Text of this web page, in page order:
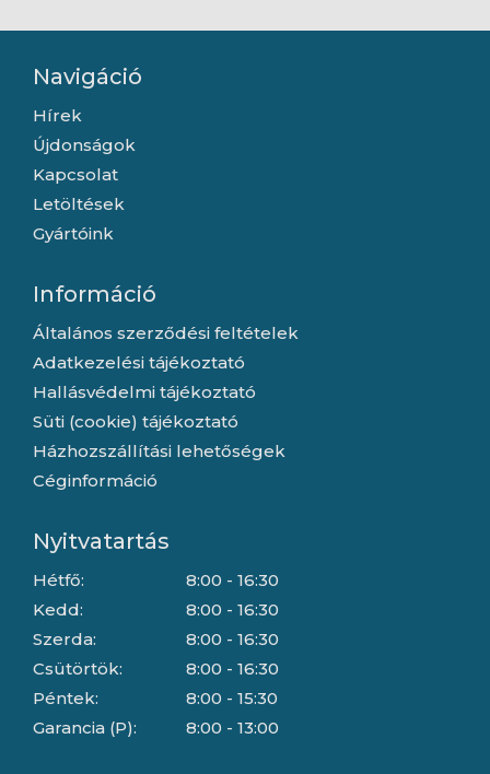
Navigáció
Hírek
Újdonságok
Kapcsolat
Letöltések
Gyártóink
Információ
Általános szerződési feltételek
Adatkezelési tájékoztató
Hallásvédelmi tájékoztató
Süti (cookie) tájékoztató
Házhozszállítási lehetőségek
Céginformáció
Nyitvatartás
Hétfő:
Kedd:
Szerda:
Csütörtök:
Péntek:
Garancia (P):
8:00 - 16:30
8:00 - 16:30
8:00 - 16:30
8:00 - 16:30
8:00 - 15:30
8:00 - 13:00